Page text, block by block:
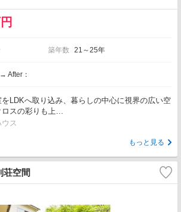
築年数 21～25年
After：
LDKへ取り込み、暮らしの中心に視界の広い空
スの彩りも上…
ス
もっと見る
荘空間